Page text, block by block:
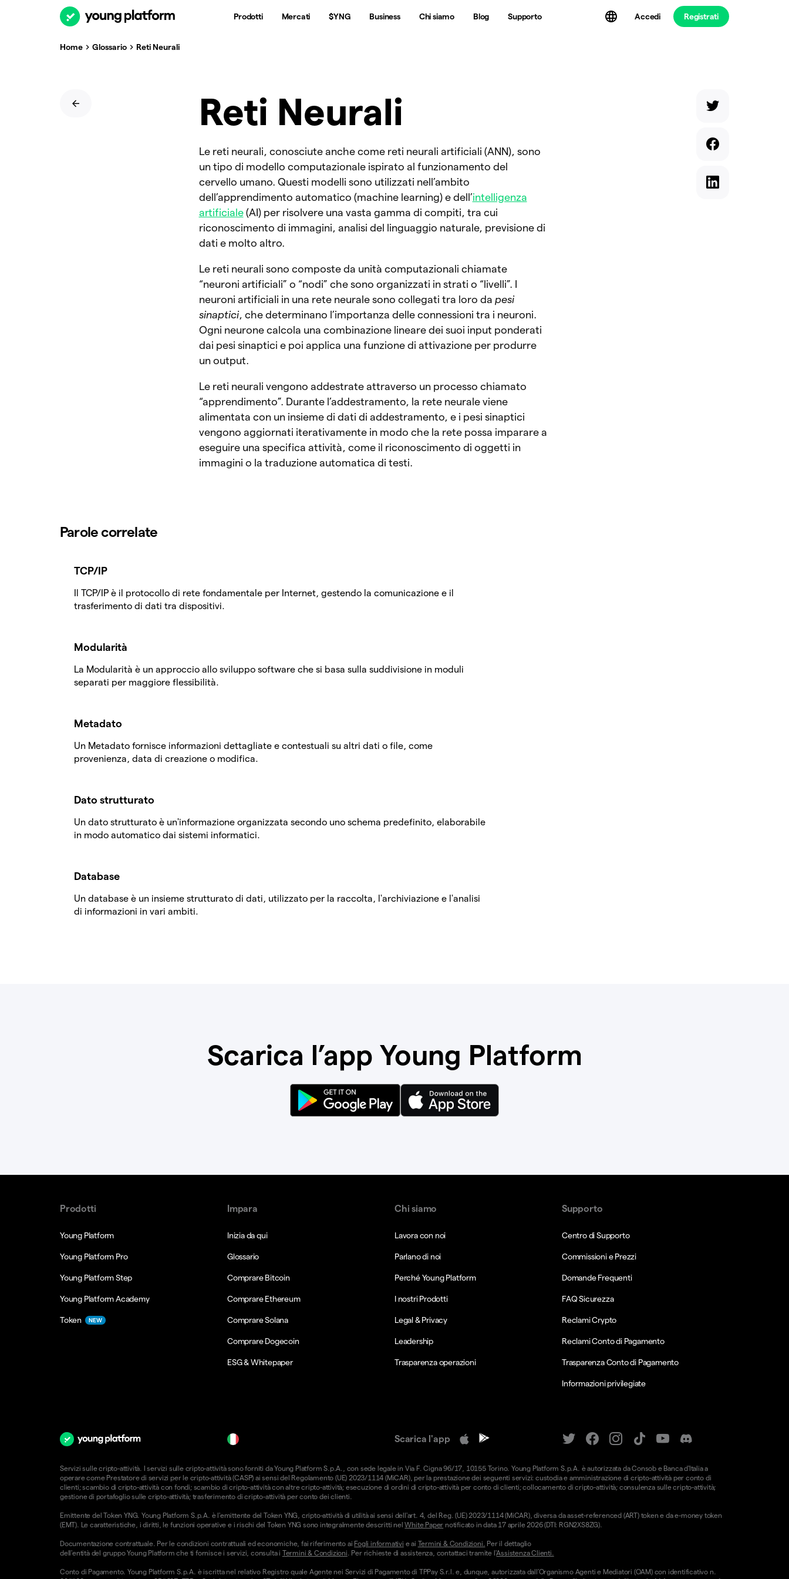
Prodotti Mercati $YNG Business Chi siamo Blog Supporto Accedi Registrati
Home Glossario Reti Neurali
Reti Neurali
Le reti neurali, conosciute anche come reti neurali artificiali (ANN), sono
un tipo di modello computazionale ispirato al funzionamento del
cervello umano. Questi modelli sono utilizzati nell’ambito
dell’apprendimento automatico (machine learning) e dell’intelligenza
artificiale(AI) per risolvere una vasta gamma di compiti, tra cui
riconoscimento di immagini, analisi del linguaggio naturale, previsione di
dati e molto altro.
Le reti neurali sono composte da unità computazionali chiamate
“neuroni artificiali” o “nodi” che sono organizzati in strati o “livelli”. I
neuroni artificiali in una rete neurale sono collegati tra loro da pesi
sinaptici, che determinano l’importanza delle connessioni tra i neuroni.
Ogni neurone calcola una combinazione lineare dei suoi input ponderati
dai pesi sinaptici e poi applica una funzione di attivazione per produrre
un output.
Le reti neurali vengono addestrate attraverso un processo chiamato
“apprendimento”. Durante l’addestramento, la rete neurale viene
alimentata con un insieme di dati di addestramento, e i pesi sinaptici
vengono aggiornati iterativamente in modo che la rete possa imparare a
eseguire una specifica attività, come il riconoscimento di oggetti in
immagini o la traduzione automatica di testi.
Parole correlate
TCP/IP
Il TCP/IP è il protocollo di rete fondamentale per Internet, gestendo la comunicazione e il
trasferimento di dati tra dispositivi.
Modularità
La Modularità è un approccio allo sviluppo software che si basa sulla suddivisione in moduli
separati per maggiore flessibilità.
Metadato
Un Metadato fornisce informazioni dettagliate e contestuali su altri dati o file, come
provenienza, data di creazione o modifica.
Dato strutturato
Un dato strutturato è un'informazione organizzata secondo uno schema predefinito, elaborabile
in modo automatico dai sistemi informatici.
Database
Un database è un insieme strutturato di dati, utilizzato per la raccolta, l'archiviazione e l'analisi
di informazioni in vari ambiti.
Scarica l’app Young Platform
Prodotti
Young Platform
Young Platform Pro
Young Platform Step
Young Platform Academy
Token NEW
Impara
Inizia da qui
Glossario
Comprare Bitcoin
Comprare Ethereum
Comprare Solana
Comprare Dogecoin
ESG & Whitepaper
Chi siamo
Lavora con noi
Parlano di noi
Perché Young Platform
I nostri Prodotti
Legal & Privacy
Leadership
Trasparenza operazioni
Supporto
Centro di Supporto
Commissioni e Prezzi
Domande Frequenti
FAQ Sicurezza
Reclami Crypto
Reclami Conto di Pagamento
Trasparenza Conto di Pagamento
Informazioni privilegiate
Scarica l'app
Servizi sulle cripto-attività. I servizi sulle cripto-attività sono forniti da Young Platform S.p.A., con sede legale in Via F. Cigna 96/17, 10155 Torino. Young Platform S.p.A. è autorizzata da Consob e Banca d'Italia a
operare come Prestatore di servizi per le cripto-attività (CASP) ai sensi del Regolamento (UE) 2023/1114 (MiCAR), per la prestazione dei seguenti servizi: custodia e amministrazione di cripto-attività per conto di
clienti; scambio di cripto-attività con fondi; scambio di cripto-attività con altre cripto-attività; esecuzione di ordini di cripto-attività per conto di clienti; collocamento di cripto-attività; consulenza sulle cripto-attività;
gestione di portafoglio sulle cripto-attività; trasferimento di cripto-attività per conto dei clienti.
Emittente del Token YNG. Young Platform S.p.A. è l'emittente del Token YNG, cripto-attività di utilità ai sensi dell'art. 4, del Reg. (UE) 2023/1114 (MiCAR), diversa da asset-referenced (ART) token e da e-money token
(EMT). Le caratteristiche, i diritti, le funzioni operative e i rischi del Token YNG sono integralmente descritti nelWhite Paper notificato in data 17 aprile 2026 (DTI: RGN2XS8ZG).
Documentazione contrattuale. Per le condizioni contrattuali ed economiche, fai riferimento ai Fogli informativi e ai Termini & Condizioni. Per il dettaglio
dell'entità del gruppo Young Platform che ti fornisce i servizi, consulta i Termini & Condizioni. Per richieste di assistenza, contattaci tramite l'Assistenza Clienti.
Conto di Pagamento. Young Platform S.p.A. è iscritta nel relativo Registro quale Agente nei Servizi di Pagamento di TPPay S.r.l. e, dunque, autorizzata dall’Organismo Agenti e Mediatori (OAM) con identificativo n.